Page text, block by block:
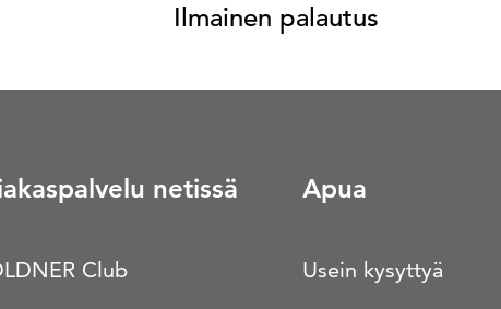
Ilmainen palautus
netissä
Club
Apua
Usein kysyttyä